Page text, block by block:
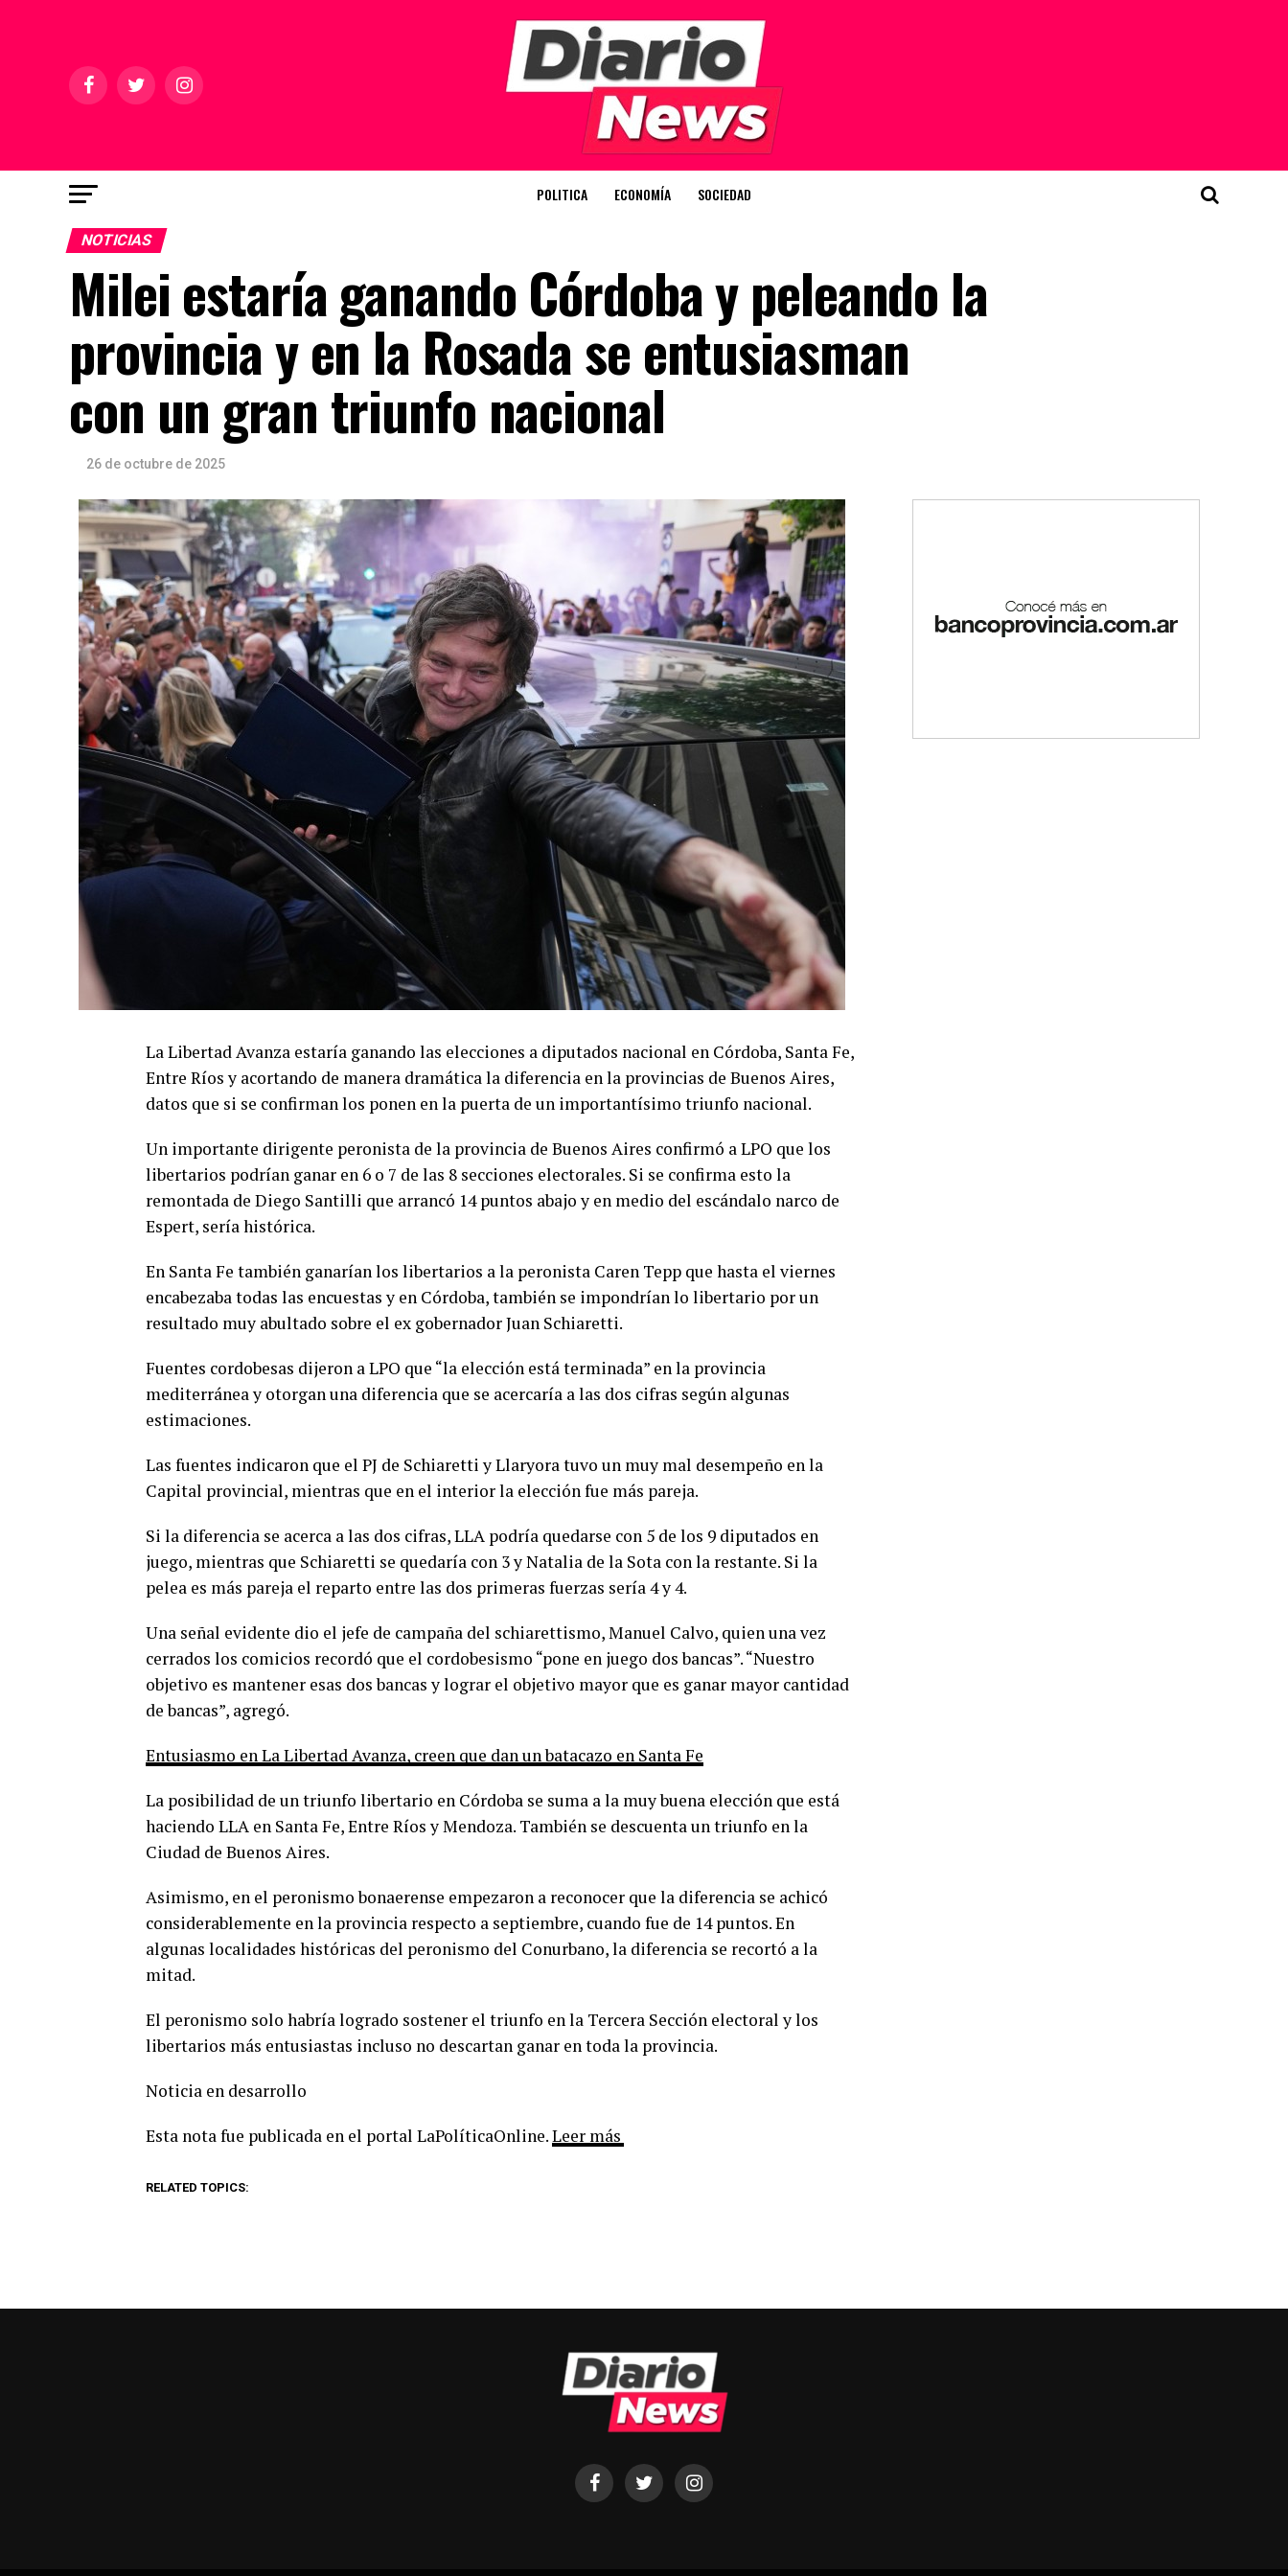
POLITICA ECONOMÍA SOCIEDAD
NOTICIAS
Milei estaría ganando Córdoba y peleando la
provincia y en la Rosada se entusiasman
con un gran triunfo nacional
26 de octubre de 2025
La Libertad Avanza estaría ganando las elecciones a diputados nacional en Córdoba, Santa Fe,
Entre Ríos y acortando de manera dramática la diferencia en la provincias de Buenos Aires,
datos que si se confirman los ponen en la puerta de un importantísimo triunfo nacional.
Un importante dirigente peronista de la provincia de Buenos Aires confirmó a LPO que los
libertarios podrían ganar en 6 o 7 de las 8 secciones electorales. Si se confirma esto la
remontada de Diego Santilli que arrancó 14 puntos abajo y en medio del escándalo narco de
Espert, sería histórica.
En Santa Fe también ganarían los libertarios a la peronista Caren Tepp que hasta el viernes
encabezaba todas las encuestas y en Córdoba, también se impondrían lo libertario por un
resultado muy abultado sobre el ex gobernador Juan Schiaretti.
Fuentes cordobesas dijeron a LPO que “la elección está terminada” en la provincia
mediterránea y otorgan una diferencia que se acercaría a las dos cifras según algunas
estimaciones.
Las fuentes indicaron que el PJ de Schiaretti y Llaryora tuvo un muy mal desempeño en la
Capital provincial, mientras que en el interior la elección fue más pareja.
Si la diferencia se acerca a las dos cifras, LLA podría quedarse con 5 de los 9 diputados en
juego, mientras que Schiaretti se quedaría con 3 y Natalia de la Sota con la restante. Si la
pelea es más pareja el reparto entre las dos primeras fuerzas sería 4 y 4.
Una señal evidente dio el jefe de campaña del schiarettismo, Manuel Calvo, quien una vez
cerrados los comicios recordó que el cordobesismo “pone en juego dos bancas”. “Nuestro
objetivo es mantener esas dos bancas y lograr el objetivo mayor que es ganar mayor cantidad
de bancas”, agregó.
Entusiasmo en La Libertad Avanza, creen que dan un batacazo en Santa Fe
La posibilidad de un triunfo libertario en Córdoba se suma a la muy buena elección que está
haciendo LLA en Santa Fe, Entre Ríos y Mendoza. También se descuenta un triunfo en la
Ciudad de Buenos Aires.
Asimismo, en el peronismo bonaerense empezaron a reconocer que la diferencia se achicó
considerablemente en la provincia respecto a septiembre, cuando fue de 14 puntos. En
algunas localidades históricas del peronismo del Conurbano, la diferencia se recortó a la
mitad.
El peronismo solo habría logrado sostener el triunfo en la Tercera Sección electoral y los
libertarios más entusiastas incluso no descartan ganar en toda la provincia.
Noticia en desarrollo
Esta nota fue publicada en el portal LaPolíticaOnline.Leer más
RELATED TOPICS: